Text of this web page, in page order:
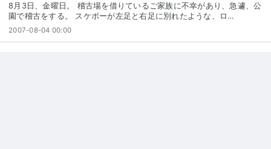
8月3日、金曜日。 稽古場を借りているご家族に不幸があり、急遽、公
園で稽古をする。 スケボーが左足と右足に別れたような、ロ…
2007-08-04 00:00